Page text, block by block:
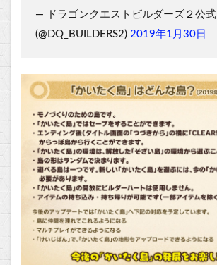
— ドラゴンクエストビルダーズ２公式
(@DQ_BUILDERS2) 2019年1月30日